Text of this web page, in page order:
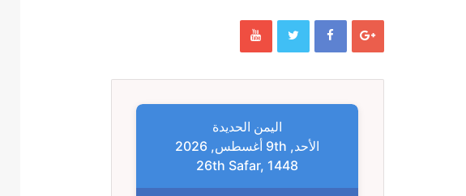
اليمن الحديدة
الأحد, 9th أغسطس, 2026
26th Safar, 1448